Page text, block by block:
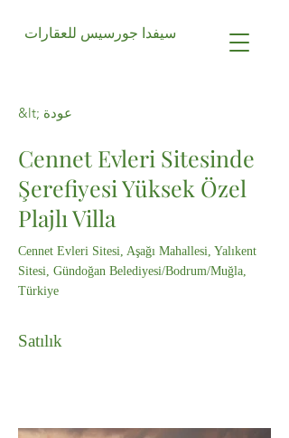
سيفدا جورسيس للعقارات
&lt; عودة
Cennet Evleri Sitesinde
Şerefiyesi Yüksek Özel
Plajlı Villa
Cennet Evleri Sitesi, Aşağı Mahallesi, Yalıkent
Sitesi, Gündoğan Belediyesi/Bodrum/Muğla,
Türkiye
Satılık